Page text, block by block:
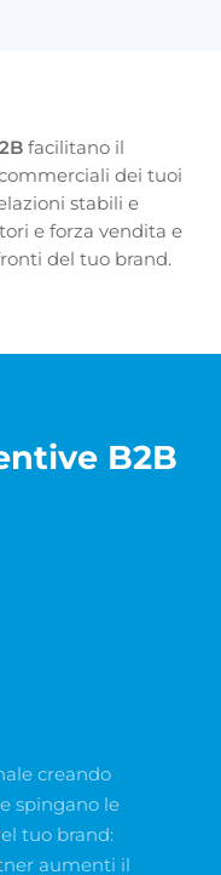
facilitano il
dei tuoi
stabili e
e forza vendita e
del tuo brand.
B2B
creando
spingano le
tuo brand:
aumenti il